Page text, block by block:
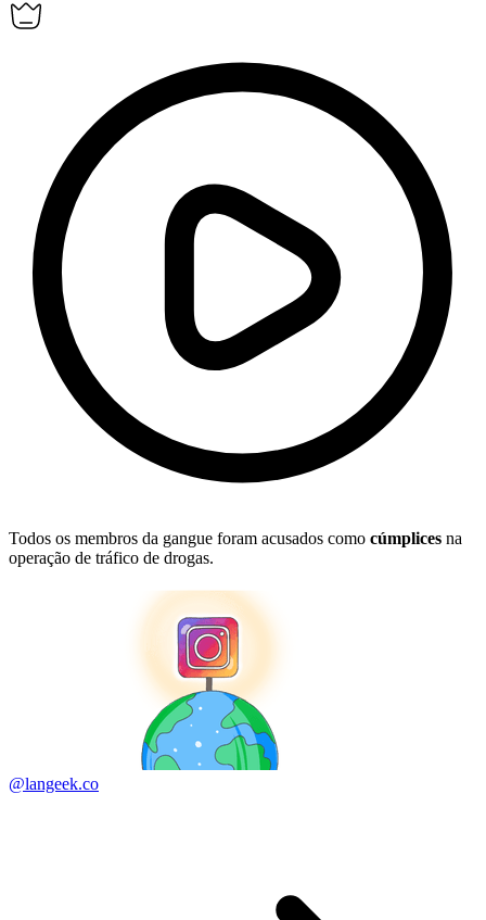
Todos os membros da gangue foram acusados como cúmplices na
operação de tráfico de drogas.
@langeek.co